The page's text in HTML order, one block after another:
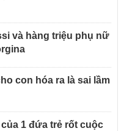
và hàng triệu phụ nữ
con hóa ra là sai lầm
1 đứa trẻ rốt cuộc